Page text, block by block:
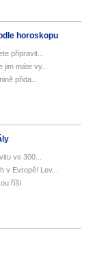
horoskopu
připravit...
máte vy...
přida...
ve 300...
Evropě! Lev...
říši